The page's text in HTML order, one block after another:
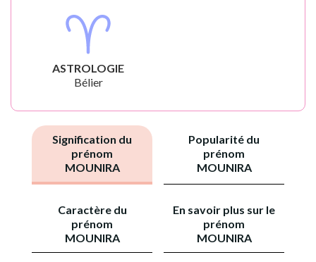
ASTROLOGIE
Bélier
Signification du
prénom
MOUNIRA
Popularité du
prénom
MOUNIRA
Caractère du
prénom
MOUNIRA
En savoir plus sur le
prénom
MOUNIRA